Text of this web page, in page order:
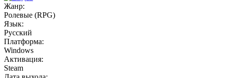
Жанр:
Ролевые (RPG)
Язык:
Русский
Платформа:
Windows
Активация:
Steam